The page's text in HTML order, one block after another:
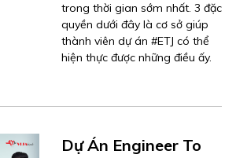
trong thời gian sớm nhất. 3 đặc
quyền dưới đây là cơ sở giúp
thành viên dự án #ETJ có thể
hiện thực được những điều ấy.
Dự Án Engineer To